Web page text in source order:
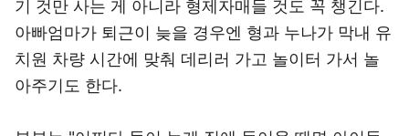
기 것만 사는 게 아니라 형제자매들 것도 꼭 챙긴다.
아빠엄마가 퇴근이 늦을 경우엔 형과 누나가 막내 유
치원 차량 시간에 맞춰 데리러 가고 놀이터 가서 놀
아주기도 한다.